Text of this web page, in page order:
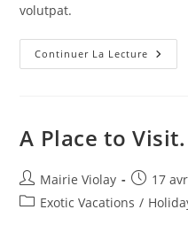
volutpat.
Continuer La Lecture
A Place to Visit.
Auteur/autrice
de
Mairie Violay
publiée :
17
PostExotic Vacations /